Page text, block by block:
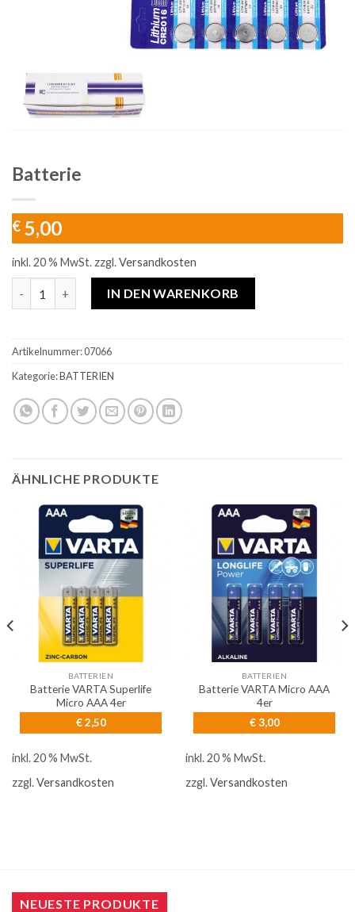
Batterie
€ 5,00
inkl. 20 % MwSt. zzgl.Versandkosten
IN DEN WARENKORB
Artikelnummer:07066
Kategorie:BATTERIEN
ÄHNLICHE PRODUKTE
BATTERIEN
Batterie VARTA Superlife
Micro AAA 4er
€2,50
inkl. 20 % MwSt.
zzgl.Versandkosten
BATTERIEN
Batterie VARTA Micro AAA
4er
€3,00
inkl. 20 % MwSt.
zzgl.Versandkosten
NEUESTE PRODUKTE